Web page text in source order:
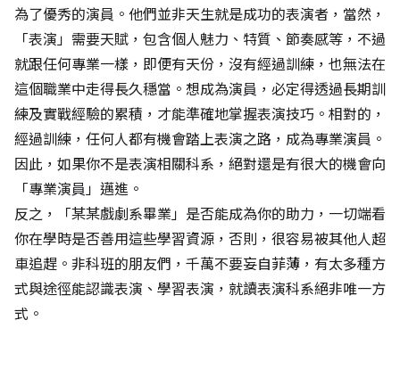
為了優秀的演員。他們並非天生就是成功的表演者，當然，
「表演」需要天賦，包含個人魅力、特質、節奏感等，不過
就跟任何專業一樣，即便有天份，沒有經過訓練，也無法在
這個職業中走得長久穩當。想成為演員，必定得透過長期訓
練及實戰經驗的累積，才能準確地掌握表演技巧。相對的，
經過訓練，任何人都有機會踏上表演之路，成為專業演員。
因此，如果你不是表演相關科系，絕對還是有很大的機會向
「專業演員」邁進。
反之，「某某戲劇系畢業」是否能成為你的助力，一切端看
你在學時是否善用這些學習資源，否則，很容易被其他人超
車追趕。非科班的朋友們，千萬不要妄自菲薄，有太多種方
式與途徑能認識表演、學習表演，就讀表演科系絕非唯一方
式。